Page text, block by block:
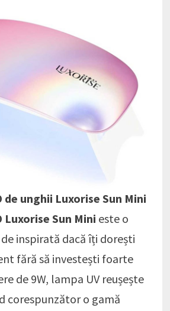
de unghii Luxorise Sun Mini
Luxorise Sun Mini este o
inspirată dacă îți dorești
fără să investești foarte
de 9W, lampa UV reușește
corespunzător o gamă